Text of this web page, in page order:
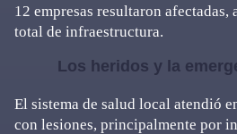
12 empresas resultaron afectadas,
total de infraestructura.
Los heridos y la
El sistema de salud local atendió
con lesiones, principalmente por